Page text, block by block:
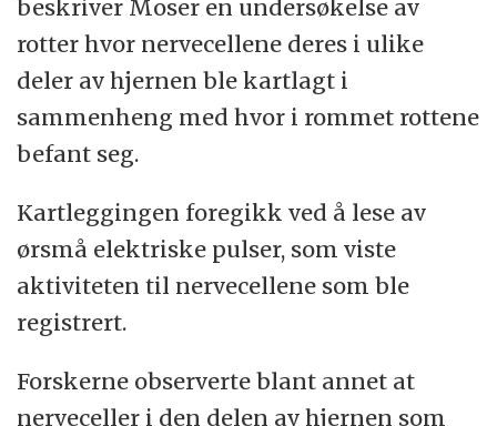
beskriver Moser en undersøkelse av
rotter hvor nervecellene deres i ulike
deler av hjernen ble kartlagt i
sammenheng med hvor i rommet rottene
befant seg.
Kartleggingen foregikk ved å lese av
ørsmå elektriske pulser, som viste
aktiviteten til nervecellene som ble
registrert.
Forskerne observerte blant annet at
nerveceller i den delen av hjernen som